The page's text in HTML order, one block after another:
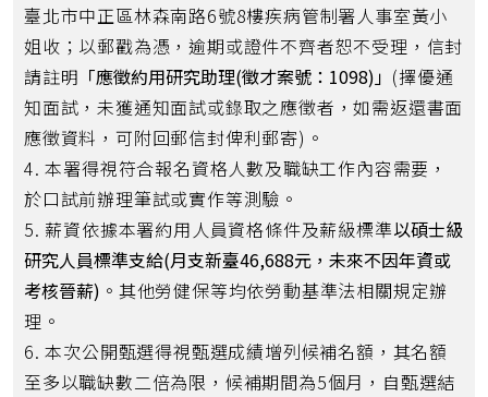
臺北市中正區林森南路6號8樓疾病管制署人事室黃小
姐收；以郵戳為憑，逾期或證件不齊者恕不受理，信封
請註明 「應徵約用研究助理(徵才案號：1098)」 (擇優通
知面試，未獲通知面試或錄取之應徵者，如需返還書面
應徵資料，可附回郵信封俾利郵寄)。
4. 本署得視符合報名資格人數及職缺工作內容需要，
於口試前辦理筆試或實作等測驗。
5. 薪資依據本署約用人員資格條件及薪級標準以碩士級
研究人員標準支給(月支新臺46,688元，未來不因年資或
考核晉薪) 。其他勞健保等均依勞動基準法相關規定辦
理。
6. 本次公開甄選得視甄選成績增列候補名額，其名額
至多以職缺數二倍為限，候補期間為5個月，自甄選結